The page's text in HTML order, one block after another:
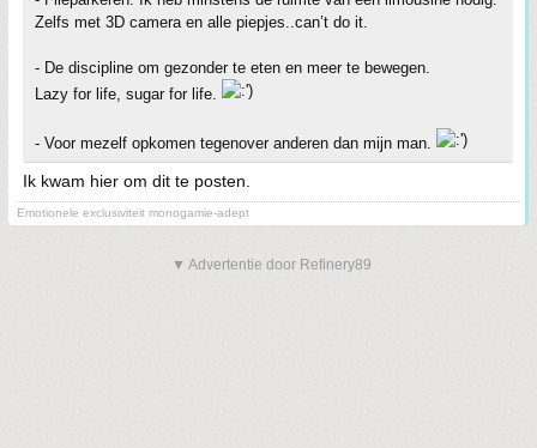
Zelfs met 3D camera en alle piepjes..can’t do it.
- De discipline om gezonder te eten en meer te bewegen.
Lazy for life, sugar for life.
- Voor mezelf opkomen tegenover anderen dan mijn man.
Ik kwam hier om dit te posten.
Emotionele exclusiviteit monogamie-adept
▼ Advertentie door Refinery89